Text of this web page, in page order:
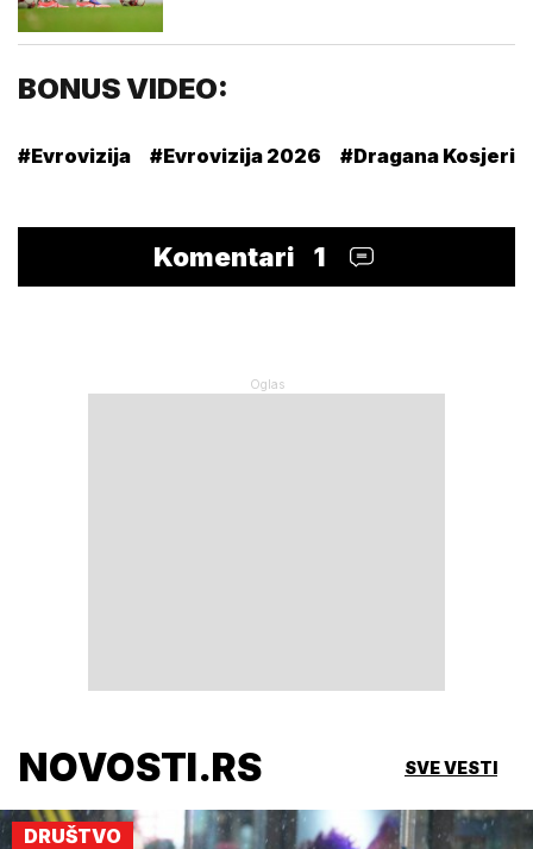
BONUS VIDEO:
#Evrovizija #Evrovizija 2026 #Dragana
Komentari 1
NOVOSTI.RS SVE VESTI
DRUŠTVO